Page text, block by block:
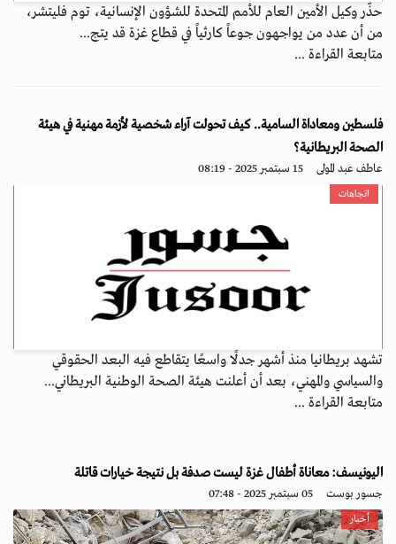
حذّر وكيل الأمين العام للأمم المتحدة للشؤون الإنسانية، توم فليتشر،
من أن عدد من يواجهون جوعاً كارثياً في قطاع غزة قد يتج...
متابعة القراءة ...
فلسطين ومعاداة السامية.. كيف تحولت آراء شخصية لأزمة مهنية في هيئة
الصحة البريطانية؟
عاطف عبد المولى 15 سبتمبر 2025 - 08:19
اتجاهات
تشهد بريطانيا منذ أشهر جدلًا واسعًا يتقاطع فيه البعد الحقوقي
والسياسي والمهني، بعد أن أعلنت هيئة الصحة الوطنية البريطاني...
متابعة القراءة ...
اليونيسف: معاناة أطفال غزة ليست صدفة بل نتيجة خيارات قاتلة
جسور بوست 05 سبتمبر 2025 - 07:48
أخبار